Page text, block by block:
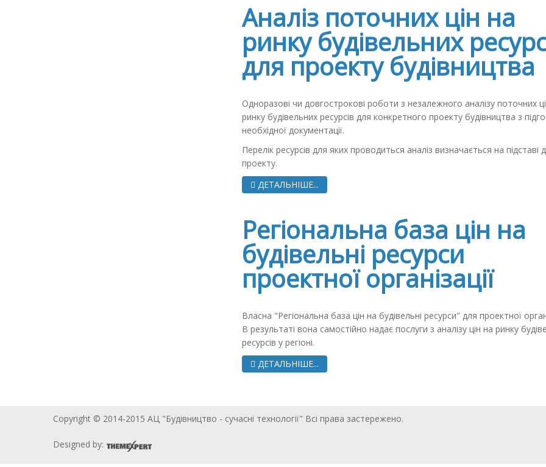
Аналіз поточних цін на
ринку будівельних
для проекту будівництва
Одноразові чи довгострокові роботи з незалежного аналізу поточних
ринку будівельних ресурсів для конкретного проекту будівництва з
необхідної документації.
Перелік ресурсів для яких проводиться аналіз визначається на підставі
проекту.
ДЕТАЛЬНІШЕ...
Регіональна база цін на
будівельні ресурси
проектної організації
Власна "Регіональна база цін на будівельні ресурси" для проектної
В результаті вона самостійно надає послуги з аналізу цін на ринку
ресурсів у регіоні.
ДЕТАЛЬНІШЕ...
Copyright © 2014-2015 АЦ "Будівництво - сучасні технології" Всі права застережено.
Designed by: